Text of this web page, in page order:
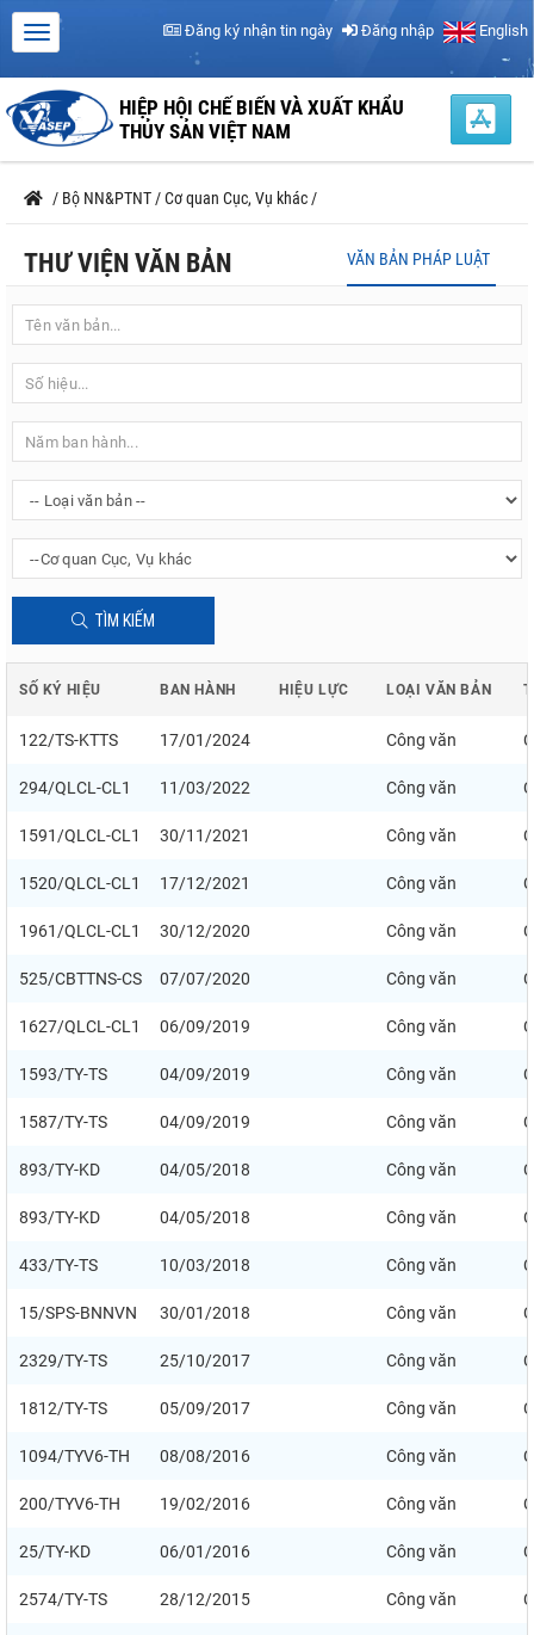
Đăng ký nhận tin ngày Đăng nhập English
HIỆP HỘI CHẾ BIẾN VÀ XUẤT KHẨU
THỦY SẢN VIỆT NAM
/ Bộ NN&PTNT /Cơ quan Cục, Vụ khác /
THƯ VIỆN VĂN BẢN VĂN BẢN PHÁP LUẬT
TÌM KIẾM
SỐ KÝ HIỆU BAN HÀNH HIỆU LỰC LOẠI VĂN BẢN
122/TS-KTTS 17/01/2024 Công văn
294/QLCL-CL1 11/03/2022 Công văn
1591/QLCL-CL1 30/11/2021 Công văn
1520/QLCL-CL1 17/12/2021 Công văn
1961/QLCL-CL1 30/12/2020 Công văn
525/CBTTNS-CS 07/07/2020 Công văn
1627/QLCL-CL1 06/09/2019 Công văn
1593/TY-TS 04/09/2019 Công văn
1587/TY-TS 04/09/2019 Công văn
893/TY-KD 04/05/2018 Công văn
893/TY-KD 04/05/2018 Công văn
433/TY-TS 10/03/2018 Công văn
15/SPS-BNNVN 30/01/2018 Công văn
2329/TY-TS 25/10/2017 Công văn
1812/TY-TS 05/09/2017 Công văn
1094/TYV6-TH 08/08/2016 Công văn
200/TYV6-TH 19/02/2016 Công văn
25/TY-KD 06/01/2016 Công văn
2574/TY-TS 28/12/2015 Công văn